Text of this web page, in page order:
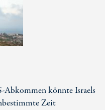
Abkommen könnte Israels
Zeit